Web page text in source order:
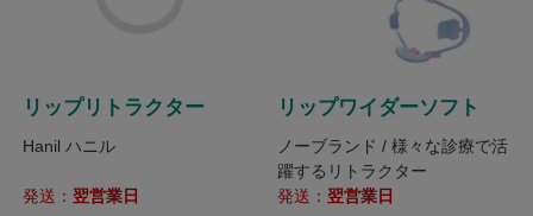
リップリトラクター
Hanil ハニル
発送： 翌営業日
リップワイダーソフト
ノーブランド / 様々な診療で活
躍するリトラクター
発送： 翌営業日